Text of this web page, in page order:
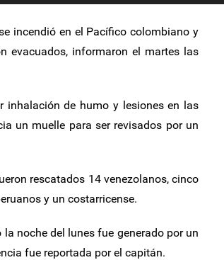
incendió en el Pacífico colombiano y
evacuados, informaron el martes las
inhalación de humo y lesiones en las
un muelle para ser revisados por un
rescatados 14 venezolanos, cinco
y un costarricense.
noche del lunes fue generado por un
fue reportada por el capitán.